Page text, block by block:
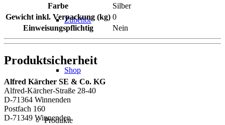
Zubehör
Shop
Produkte
Farbe
Silber
Gewicht inkl. Verpackung (kg) 0
Einweisungspflichtig
Nein
Produktsicherheit
Alfred Kärcher SE & Co. KG
Alfred-Kärcher-Straße 28-40
D-71364 Winnenden
Postfach 160
D-71349 Winnenden